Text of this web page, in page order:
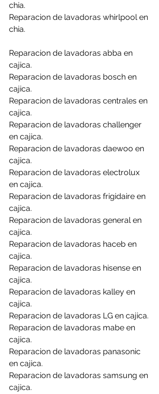
chia.
Reparacion de lavadoras whirlpool en
chia.
Reparacion de lavadoras abba en
cajica.
Reparacion de lavadoras bosch en
cajica.
Reparacion de lavadoras centrales en
cajica.
Reparacion de lavadoras challenger
en cajica.
Reparacion de lavadoras daewoo en
cajica.
Reparacion de lavadoras electrolux
en cajica.
Reparacion de lavadoras frigidaire en
cajica.
Reparacion de lavadoras general en
cajica.
Reparacion de lavadoras haceb en
cajica.
Reparacion de lavadoras hisense en
cajica.
Reparacion de lavadoras kalley en
cajica.
Reparacion de lavadoras LG en cajica.
Reparacion de lavadoras mabe en
cajica.
Reparacion de lavadoras panasonic
en cajica.
Reparacion de lavadoras samsung en
cajica.